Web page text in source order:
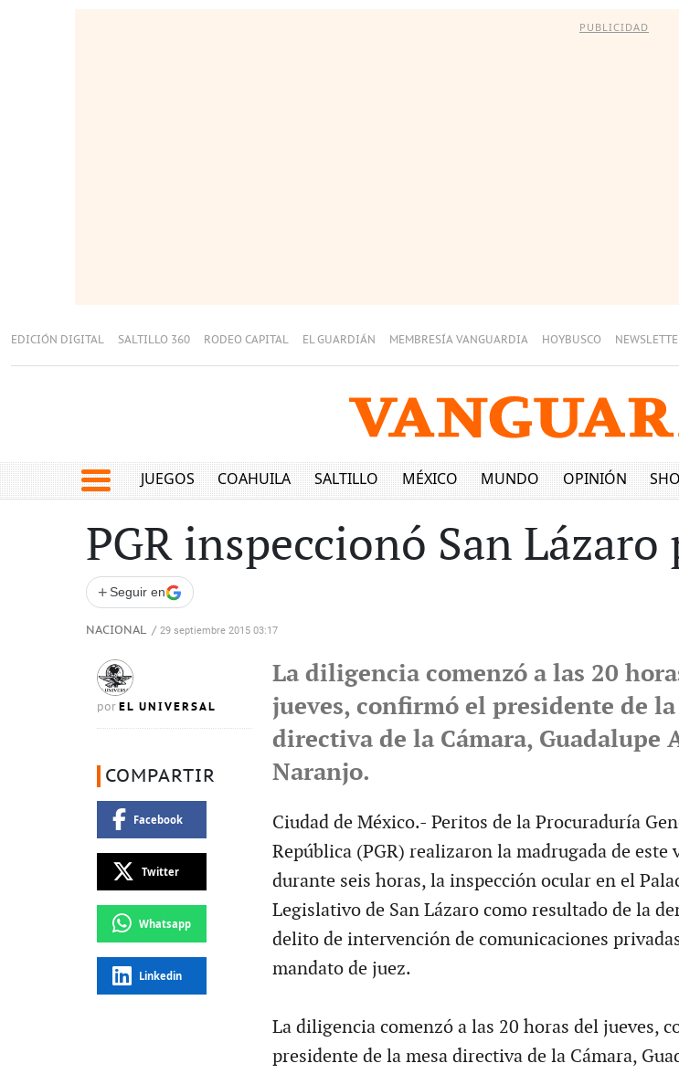
PUBLICIDAD
EDICIÓN DIGITAL SALTILLO 360 RODEO CAPITAL EL GUARDIÁN MEMBRESÍA VANGUARDIA HOYBUSCO
JUEGOS COAHUILA SALTILLO MÉXICO MUNDO OPINIÓN
PGR inspeccionó San
+ Seguir en
NACIONAL / 29 septiembre 2015 03:17
por EL UNIVERSAL
COMPARTIR
Facebook
Twitter
Whatsapp
Linkedin
La diligencia comenzó a las 20
jueves, confirmó el presidente de la
directiva de la Cámara, Guadalupe
Naranjo.
Ciudad de México.- Peritos de la Procuraduría
República (PGR) realizaron la madrugada de este
durante seis horas, la inspección ocular en el
Legislativo de San Lázaro como resultado de la
delito de intervención de comunicaciones
mandato de juez.
La diligencia comenzó a las 20 horas del jueves,
presidente de la mesa directiva de la Cámara,